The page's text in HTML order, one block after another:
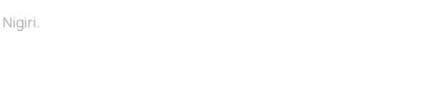
Nigiri.